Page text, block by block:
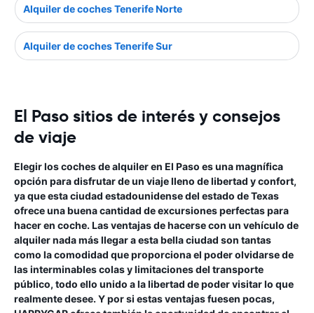
Alquiler de coches Tenerife Norte
Alquiler de coches Tenerife Sur
El Paso sitios de interés y consejos
de viaje
Elegir los coches de alquiler en El Paso es una magnífica
opción para disfrutar de un viaje lleno de libertad y confort,
ya que esta ciudad estadounidense del estado de Texas
ofrece una buena cantidad de excursiones perfectas para
hacer en coche. Las ventajas de hacerse con un vehículo de
alquiler nada más llegar a esta bella ciudad son tantas
como la comodidad que proporciona el poder olvidarse de
las interminables colas y limitaciones del transporte
público, todo ello unido a la libertad de poder visitar lo que
realmente desee. Y por si estas ventajas fuesen pocas,